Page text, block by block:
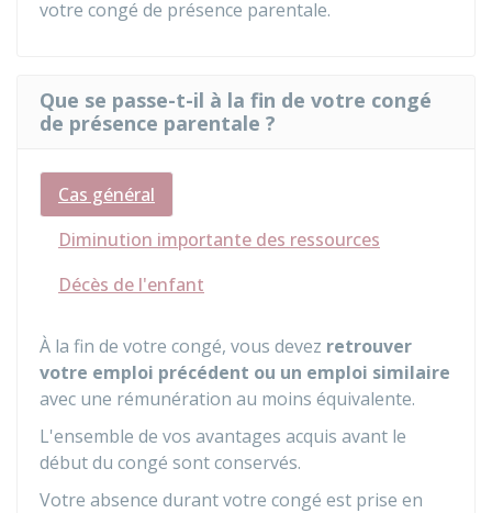
votre congé de présence parentale.
Que se passe-t-il à la fin de votre congé
de présence parentale ?
Cas général
Diminution importante des ressources
Décès de l'enfant
À la fin de votre congé, vous devez retrouver
votre emploi précédent ou un emploi similaire
avec une rémunération au moins équivalente.
L'ensemble de vos avantages acquis avant le
début du congé sont conservés.
Votre absence durant votre congé est prise en